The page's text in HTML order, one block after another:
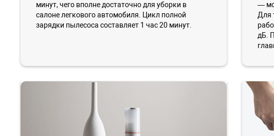
минут, чего вполне достаточно для уборки в
салоне легкового автомобиля. Цикл полной
зарядки пылесоса составляет 1 час 20 минут.
—
Для
дБ.